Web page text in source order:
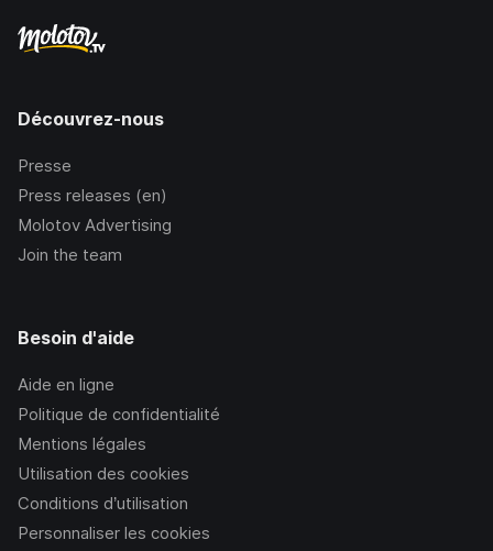
Découvrez-nous
Presse
Press releases (en)
Molotov Advertising
Join the team
Besoin d'aide
Aide en ligne
Politique de confidentialité
Mentions légales
Utilisation des cookies
Conditions d’utilisation
Personnaliser les cookies